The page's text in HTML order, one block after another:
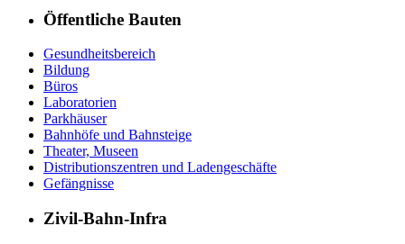
Öffentliche Bauten
Gesundheitsbereich
Bildung
Büros
Laboratorien
Parkhäuser
Bahnhöfe und Bahnsteige
Theater, Museen
Distributionszentren und Ladengeschäfte
Gefängnisse
Zivil-Bahn-Infra